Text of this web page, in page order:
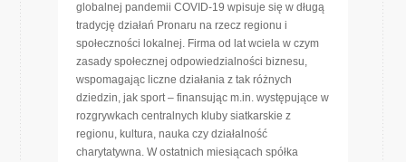
globalnej pandemii COVID-19 wpisuje się w długą
tradycję działań Pronaru na rzecz regionu i
społeczności lokalnej. Firma od lat wciela w czym
zasady społecznej odpowiedzialności biznesu,
wspomagając liczne działania z tak różnych
dziedzin, jak sport – finansując m.in. występujące w
rozgrywkach centralnych kluby siatkarskie z
regionu, kultura, nauka czy działalność
charytatywna. W ostatnich miesiącach spółka